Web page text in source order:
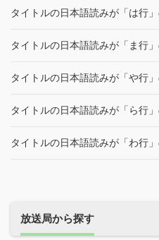
タイトルの日本語読みが「は行
タイトルの日本語読みが「ま行
タイトルの日本語読みが「や行
タイトルの日本語読みが「ら行
タイトルの日本語読みが「わ行
放送局から探す